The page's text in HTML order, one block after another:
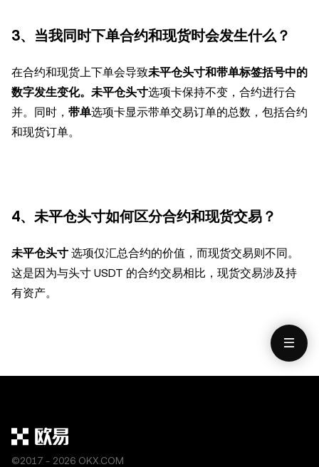
3、当我同时下单合约和现货时会发生什么？
在合约和现货上下单会导致未平仓头寸和带单标签括号中的
数字发生变化。未平仓头寸选项卡保持不变，合约进行合
并。同时， 带单选项卡显示带单交易订单的总数，包括合约
和现货订单。
4、未平仓头寸如何区分合约和现货交易？
未平仓头寸 选项仅汇总合约的价值，而现货交易则不同。
这是因为与头寸 USDT 的合约交易相比，现货交易涉及持
有资产。
©2017 - 2026 OKX.COM